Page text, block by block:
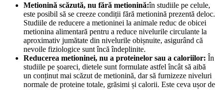
Metionină scăzută, nu fără metionină:în studiile pe celule,
este posibil să se creeze condiții fără metionină prezentă deloc.
Studiile de reducere a metioninei la animale reduc de obicei
metionina alimentară pentru a reduce nivelurile circulante la
aproximativ jumătate din nivelurile obișnuite, asigurând că
nevoile fiziologice sunt încă îndeplinite.
Reducerea metioninei, nu a proteinelor sau a caloriilor: În
studiile pe șoareci, dietele sunt formulate astfel încât să aibă
un conținut mai scăzut de metionină, dar să furnizeze niveluri
normale de proteine totale, grăsimi și calorii. Este ceva ușor de